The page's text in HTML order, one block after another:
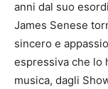
anni dal suo
James Senese
sincero e
espressiva che lo
musica, dagli